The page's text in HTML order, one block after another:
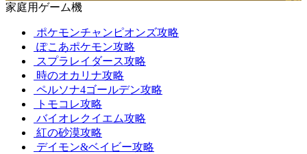
家庭用ゲーム機
ポケモンチャンピオンズ攻略
ぽこあポケモン攻略
スプラレイダース攻略
時のオカリナ攻略
ペルソナ4ゴールデン攻略
トモコレ攻略
バイオレクイエム攻略
紅の砂漠攻略
デイモン&ベイビー攻略